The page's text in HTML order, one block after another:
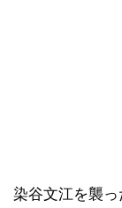
染谷文江を襲